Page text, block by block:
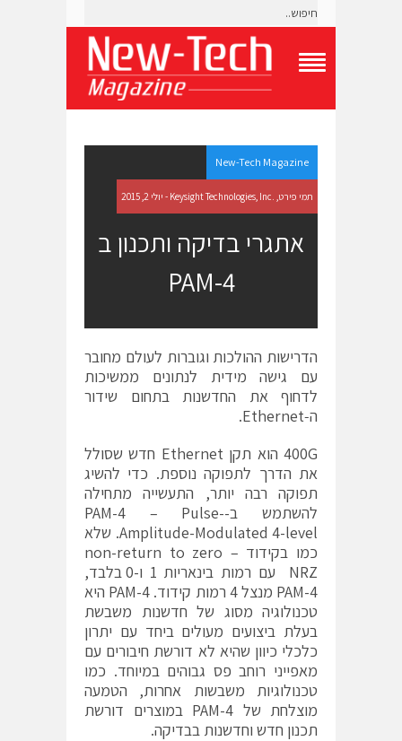
g
l
e
N
a
e
n
u
New-Tech Magazine
תמי פירט, .Keysight Technologies, Inc - יולי 2, 2015
אתגרי בדיקה ותכנון ב
PAM-4
הדרישות ההולכות וגוברות לעולם מחובר
עם גישה מידית לנתונים ממשיכות
לדחוף את החדשנות בתחום שידור
ה‑Ethernet.
400G הוא תקן Ethernet חדש שסולל
את הדרך לתפוקה נוספת. כדי להשיג
תפוקה רבה יותר, התעשייה מתחילה
להשתמש ב-PAM-4 – Pulse-
Amplitude-Modulated 4-level. שלא
כמו בקידוד non-return to zero –
NRZ עם רמות בינאריות 1 ו-0 בלבד,
PAM-4 מנצל 4 רמות קידוד. PAM-4 היא
טכנולוגיה מסוג של חדשנות משבשת
בעלת ביצועים מעולים ביחד עם יתרון
כלכלי כיוון שהיא לא דורשת חיבורים עם
מאפייני רוחב פס גבוהים במיוחד. כמו
טכנולוגיות משבשות אחרות, הטמעה
מוצלחת של PAM-4 במוצרים דורשת
תכנון חדש וחדשנות בבדיקה.